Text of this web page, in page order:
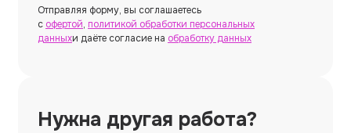
Отправляя форму, вы соглашаетесь
с офертой, политикой обработки персональных
данныхи даёте согласие на обработку данных
Нужна другая работа?